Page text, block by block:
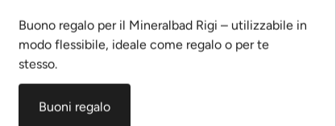
Buono regalo per il Mineralbad Rigi – utilizzabile in
modo flessibile, ideale come regalo o per te
stesso.
Buoni regalo